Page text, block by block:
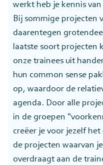
werkt heb je kennis
Bij sommige projecten
daarentegen
laatste soort projecten
onze trainees uit
hun common sense
op, waardoor de
agenda. Door alle
in de groepen
creëer je voor jezelf
de projecten waarvan
overdraagt aan de